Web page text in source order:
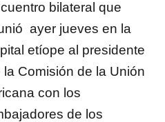
bilateral que
ayer jueves en la
etíope al presidente
la Comisión de la Unión
con los
de los